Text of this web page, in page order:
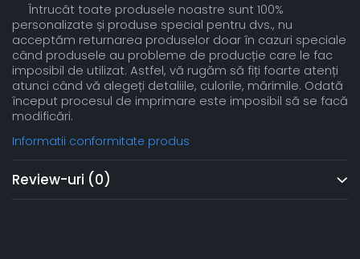
Întrucât toate produsele noastre sunt 100%
personalizate și produse special pentru dvs., nu
acceptăm returnarea produselor doar în cazuri speciale
când produsele au probleme de producție care le fac
imposibil de utilizat. Astfel, vă rugăm să fiți foarte atenți
atunci când vă alegeți detaliile, culorile, mărimile. Odată
început procesul de imprimare este imposibil să se facă
modificări.
Informatii conformitate produs
Review-uri (0)